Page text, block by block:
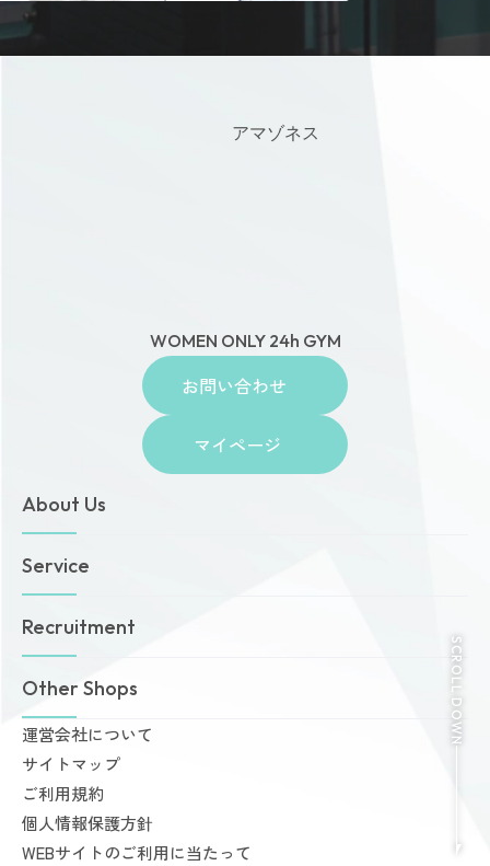
アマゾネス
WOMEN ONLY 24h GYM
お問い合わせ
マイページ
About Us
お知らせ
店舗一覧
ご予約から無料体験・見学までの流れ
料金案内
入会手続きのご案内
お支払いについて
よくあるご質問
会員様からいただいた声
Service
Amazonesのパーソナルトレーニング
AI姿勢診断・改善
Recruitment
Other Shops
完全個室PRIVATE GYM Highness
24時間ジム Amazones & Hercules
AMAZONES ONLINE SHOP
運営会社について
サイトマップ
ご利用規約
個人情報保護方針
WEBサイトのご利用に当たって
SCROLL DOWN